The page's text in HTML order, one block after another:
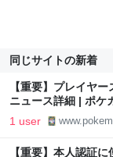
同じサイトの新着
【重要】プレイヤ
ニュース詳細 | ポケ
1 user
【重要】本人認証